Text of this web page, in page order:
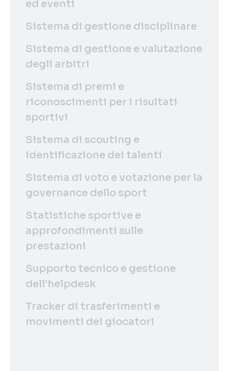
ed eventi
Sistema di gestione disciplinare
Sistema di gestione e valutazione
degli arbitri
Sistema di premi e
riconoscimenti per i risultati
sportivi
Sistema di scouting e
identificazione dei talenti
Sistema di voto e votazione per la
governance dello sport
Statistiche sportive e
approfondimenti sulle
prestazioni
Supporto tecnico e gestione
dell’helpdesk
Tracker di trasferimenti e
movimenti dei giocatori